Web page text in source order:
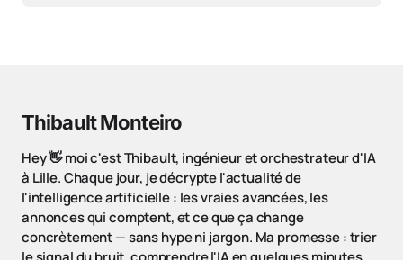
Thibault Monteiro
Hey 👋 moi c'est Thibault, ingénieur et orchestrateur d'IA
à Lille. Chaque jour, je décrypte l'actualité de
l'intelligence artificielle : les vraies avancées, les
annonces qui comptent, et ce que ça change
concrètement — sans hype ni jargon. Ma promesse : trier